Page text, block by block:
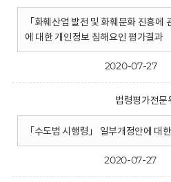
「화훼산업 발전 및 화훼문화 진흥에
에 대한 개인정보 침해요인 평가결과
2020-07-27
법령평가전문
「수도법 시행령」 일부개정안에 대
2020-07-27